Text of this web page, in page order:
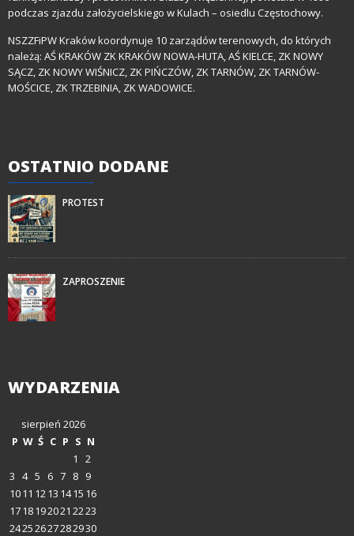
podczas zjazdu założycielskiego w Kulach – osiedlu Częstochowy.
NSZZFiPW Kraków koordynuje 10 zarządów terenowych, do których
należą: AŚ KRAKÓW ZK KRAKÓW NOWA-HUTA, AŚ KIELCE, ZK NOWY
SĄCZ, ZK NOWY WIŚNICZ, ZK PIŃCZÓW, ZK TARNÓW, ZK TARNÓW-
MOŚCICE, ZK TRZEBINIA, ZK WADOWICE.
OSTATNIO DODANE
PROTEST
ZAPROSZENIE
WYDARZENIA
sierpień 2026
P W Ś C P S N
1
2
3 4 5 6 7 8 9
1011 12 13 1415 16
1718192021 2223
24252627282930